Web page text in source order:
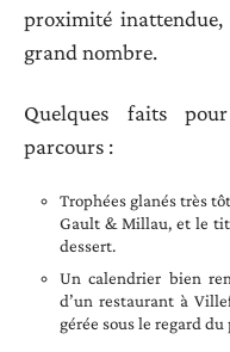
proximité
grand nombre.
Quelques faits
parcours :
Trophées glanés très
Gault & Millau, et le
dessert.
Un calendrier bien
d’un restaurant à
gérée sous le regard